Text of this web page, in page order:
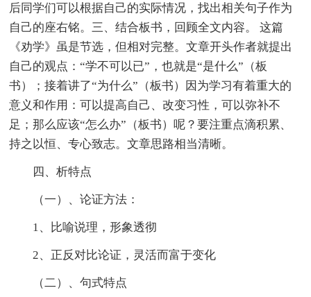
后同学们可以根据自己的实际情况，找出相关句子作为
自己的座右铭。三、结合板书，回顾全文内容。 这篇
《劝学》虽是节选，但相对完整。文章开头作者就提出
自己的观点：“学不可以已”，也就是“是什么”（板
书）；接着讲了“为什么”（板书）因为学习有着重大的
意义和作用：可以提高自己、改变习性，可以弥补不
足；那么应该“怎么办”（板书）呢？要注重点滴积累、
持之以恒、专心致志。文章思路相当清晰。
四、析特点
（一）、论证方法：
1、比喻说理，形象透彻
2、正反对比论证，灵活而富于变化
（二）、句式特点